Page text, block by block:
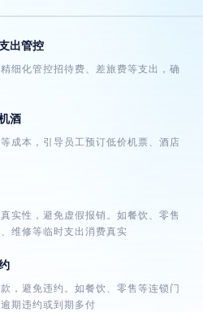
出管控
细化管控招待费、差旅费等支出，确
酒
成本，引导员工预订低价机票、酒店
实性，避免虚假报销。如餐饮、零售
维修等临时支出消费真实
，避免违约。如餐饮、零售等连锁门
期违约或到期多付